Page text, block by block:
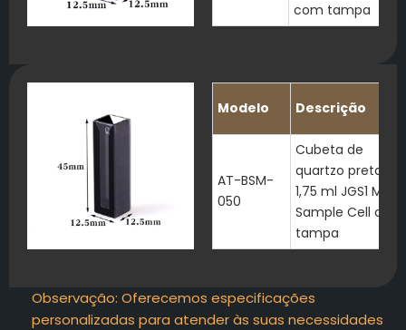
com tampa
Modelo Descrição
AT-BSM-
050
Cubeta de
quartzo preta de
1,75 ml JGS1 Micro
Sample Cell com
tampa
Observação: Oferecemos especificações
personalizadas para atender às suas necessidades